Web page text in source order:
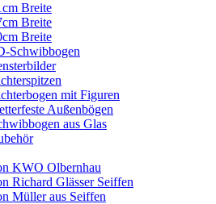
Breite
Breite
Breite
Schwibbogen
mit Figuren
Außenbögen
aus Glas
KWO Olbernhau
Richard Glässer Seiffen
Müller aus Seiffen